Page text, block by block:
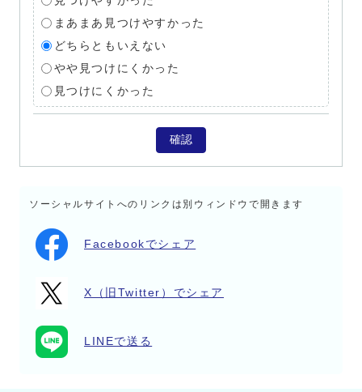
まあまあ見つけやすかった
どちらともいえない
やや見つけにくかった
見つけにくかった
確認
ソーシャルサイトへのリンクは別ウィンドウで開きます
Facebookでシェア
X（旧Twitter）でシェア
LINEで送る